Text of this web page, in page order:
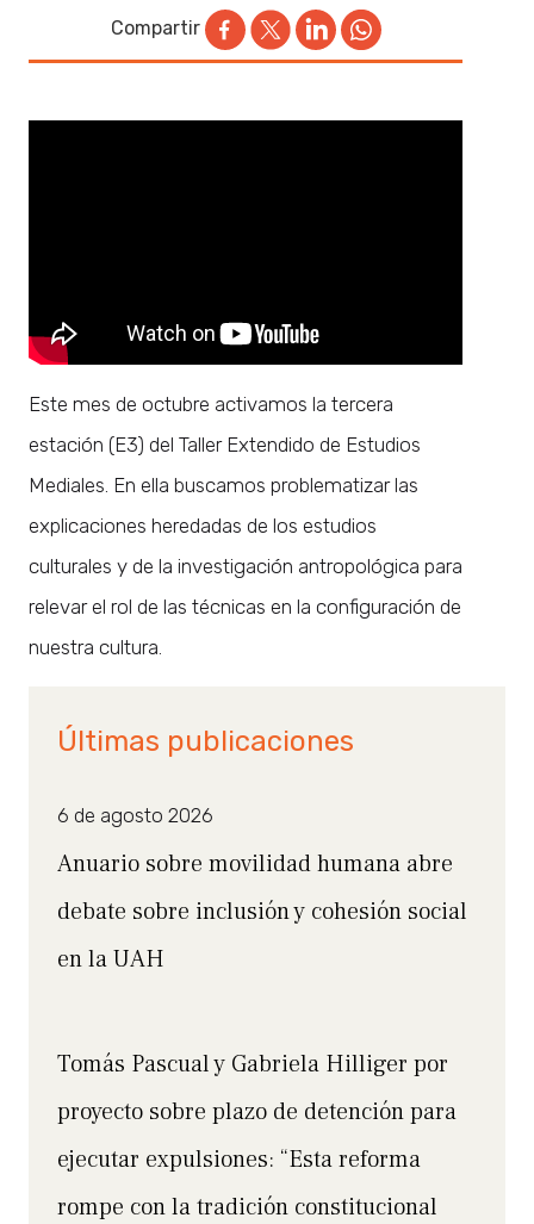
Compartir
Este mes de octubre activamos la tercera
estación (E3) del Taller Extendido de Estudios
Mediales. En ella buscamos problematizar las
explicaciones heredadas de los estudios
culturales y de la investigación antropológica para
relevar el rol de las técnicas en la configuración de
nuestra cultura.
Últimas publicaciones
6 de agosto 2026
Anuario sobre movilidad humana abre
debate sobre inclusión y cohesión social
en la UAH
Tomás Pascual y Gabriela Hilliger por
proyecto sobre plazo de detención para
ejecutar expulsiones: “Esta reforma
rompe con la tradición constitucional